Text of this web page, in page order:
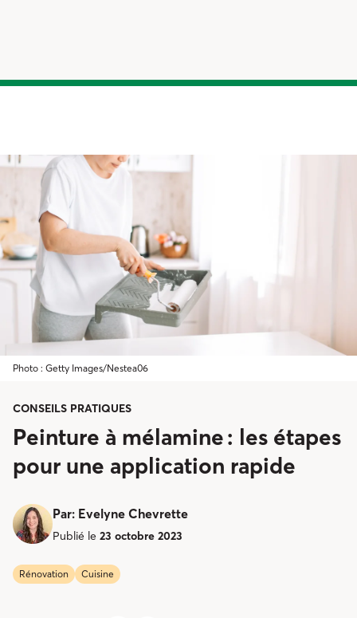
Photo : Getty Images/Nestea06
CONSEILS PRATIQUES
Peinture à mélamine : les étapes
pour une application rapide
Par: Evelyne Chevrette
Publié le 23 octobre 2023
Rénovation Cuisine